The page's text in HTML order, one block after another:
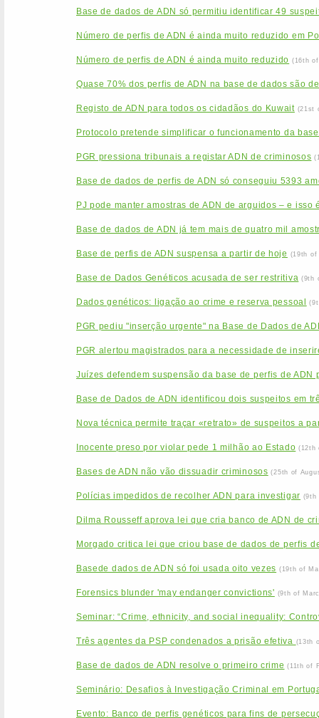
Base de dados de ADN só permitiu identificar 49
Número de perfis de ADN é ainda muito reduzido em
Número de perfis de ADN é ainda muito reduzido (16th
Quase 70% dos perfis de ADN na base de dados são
Registo de ADN para todos os cidadãos do Kuwait (21st
Protocolo pretende simplificar o funcionamento da
PGR pressiona tribunais a registar ADN de criminosos
Base de dados de perfis de ADN só conseguiu 5393
PJ pode manter amostras de ADN de arguidos – e isso
Base de dados de ADN já tem mais de quatro mil
Base de perfis de ADN suspensa a partir de hoje (19th of
Base de Dados Genéticos acusada de ser restritiva (9th
Dados genéticos: ligação ao crime e reserva pessoal
PGR pediu "inserção urgente" na Base de Dados de
PGR alertou magistrados para a necessidade de
Juízes defendem suspensão da base de perfis de ADN
Base de Dados de ADN identificou dois suspeitos em
Nova técnica permite traçar «retrato» de suspeitos a
Inocente preso por violar pede 1 milhão ao Estado (12th
Bases de ADN não vão dissuadir criminosos (25th of
Polícias impedidos de recolher ADN para investigar (9th
Dilma Rousseff aprova lei que cria banco de ADN de
Morgado critica lei que criou base de dados de perfis
Basede dados de ADN só foi usada oito vezes (19th of
Forensics blunder 'may endanger convictions' (9th of
Seminar: “Crime, ethnicity, and social inequality:
Três agentes da PSP condenados a prisão efetiva (13th
Base de dados de ADN resolve o primeiro crime (11th of
Seminário: Desafios à Investigação Criminal em
Evento: Banco de perfis genéticos para fins de